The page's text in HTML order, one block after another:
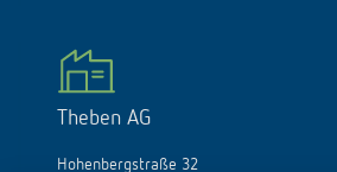
Theben AG
Hohenbergstraße 32